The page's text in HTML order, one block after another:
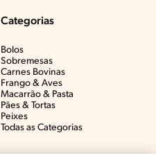
Categorias
Bolos
Sobremesas
Carnes Bovinas​
Frango & Aves​
Macarrão & Pasta​
Pães & Tortas​
Peixes
Todas as Categorias